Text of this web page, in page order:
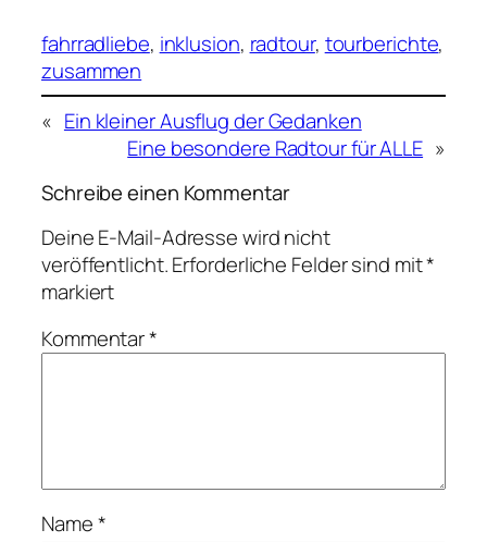
fahrradliebe, inklusion, radtour, tourberichte
zusammen
« Ein kleiner Ausflug der Gedanken
Eine besondere Radtour für ALLE »
Schreibe einen Kommentar
Deine E-Mail-Adresse wird nicht
veröffentlicht.Erforderliche Felder sind mit*
markiert
Kommentar*
Name*